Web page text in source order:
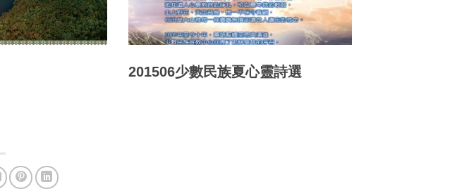
201506少數民族夏心靈詩選